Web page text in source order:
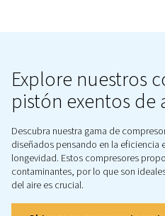
aceite: Compresores
inyección de agua,
tornillo. Cada tipo está
gama de requisitos.
para durar y
garantiza el